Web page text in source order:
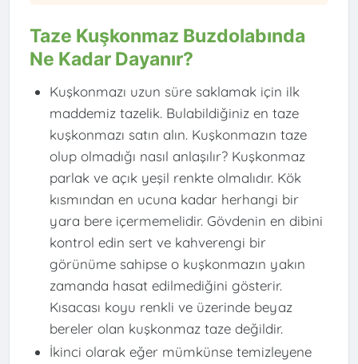
Taze Kuşkonmaz Buzdolabında
Ne Kadar Dayanır?
Kuşkonmazı uzun süre saklamak için ilk
maddemiz tazelik. Bulabildiğiniz en taze
kuşkonmazı satın alın. Kuşkonmazın taze
olup olmadığı nasıl anlaşılır? Kuşkonmaz
parlak ve açık yeşil renkte olmalıdır. Kök
kısmından en ucuna kadar herhangi bir
yara bere içermemelidir. Gövdenin en dibini
kontrol edin sert ve kahverengi bir
görünüme sahipse o kuşkonmazın yakın
zamanda hasat edilmediğini gösterir.
Kısacası koyu renkli ve üzerinde beyaz
bereler olan kuşkonmaz taze değildir.
İkinci olarak eğer mümkünse temizleyene